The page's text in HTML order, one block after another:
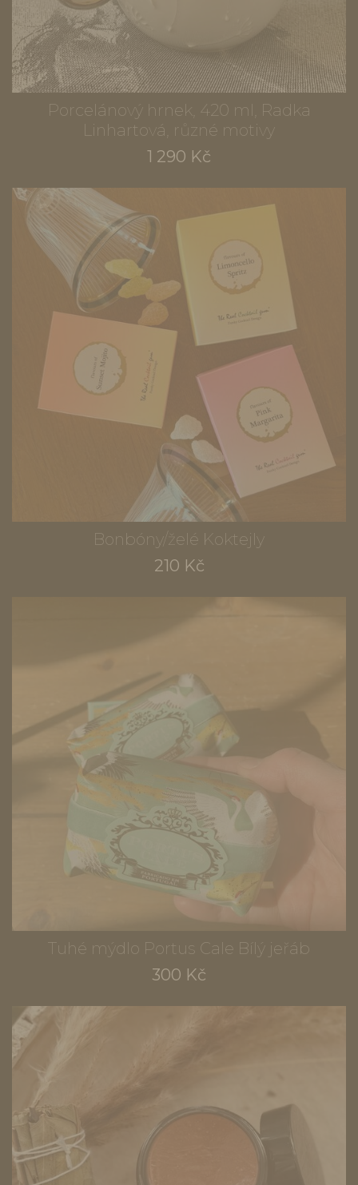
Porcelánový hrnek, 420 ml, Radka
Linhartová, různé motivy
1 290 Kč
Bonbóny/želé Koktejly
210 Kč
Tuhé mýdlo Portus Cale Bílý jeřáb
300 Kč